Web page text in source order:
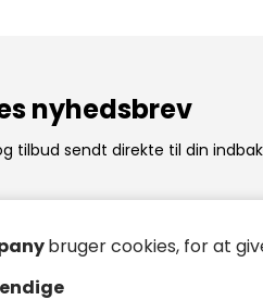
bruger cookies, for at
nyhedsbrev
tilbud sendt direkte til din